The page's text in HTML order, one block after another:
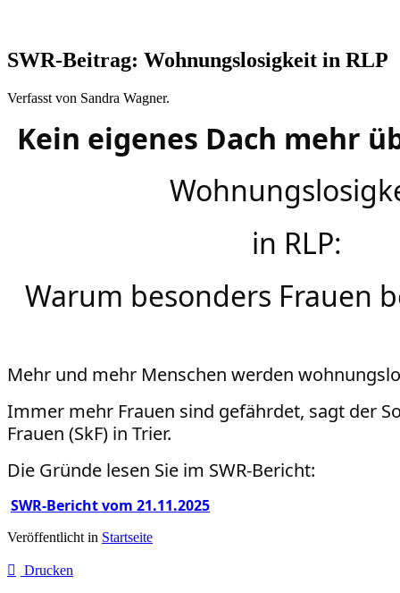
SWR-Beitrag: Wohnungslosigkeit in RLP
Verfasst von Sandra Wagner.
Kein eigenes Dach mehr
in RLP:
Warum besonders Frauen
Mehr und mehr Menschen werden
Immer mehr Frauen sind gefährdet, sagt der
Frauen (SkF) in Trier.
Die Gründe lesen Sie im SWR-Bericht:
SWR-Bericht vom 21.11.2025
Veröffentlicht in Startseite
Drucken